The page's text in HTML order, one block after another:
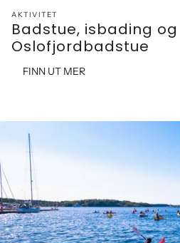
Badstue, isbading
Oslofjordbadstue
AKTIVITET
FINN UT MER